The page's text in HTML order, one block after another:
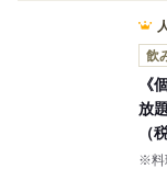
飲
《
放
（
※料